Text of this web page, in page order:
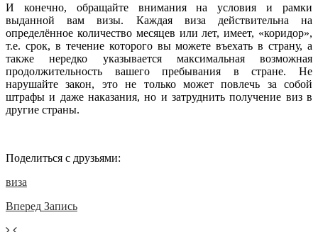
И конечно, обращайте внимания на условия и рамки
выданной вам визы. Каждая виза действительна на
определённое количество месяцев или лет, имеет, «коридор»,
т.е. срок, в течение которого вы можете въехать в страну, а
также нередко указывается максимальная возможная
продолжительность вашего пребывания в стране. Не
нарушайте закон, это не только может повлечь за собой
штрафы и даже наказания, но и затруднить получение виз в
другие страны.
Поделиться с друзьями:
виза
Вперед Запись